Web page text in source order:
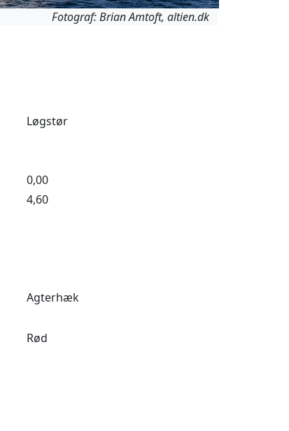
Fotograf: Brian Amtoft, altien.dk
Løgstør
0,00
4,60
Agterhæk
Rød